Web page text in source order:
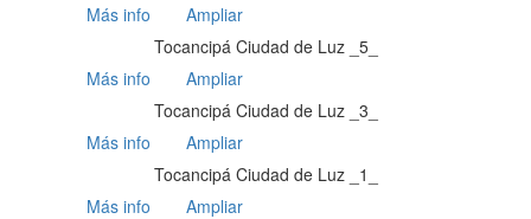
Más info
Ampliar
Tocancipá Ciudad de Luz _5_
Más info
Ampliar
Tocancipá Ciudad de Luz _3_
Más info
Ampliar
Tocancipá Ciudad de Luz _1_
Más info
Ampliar